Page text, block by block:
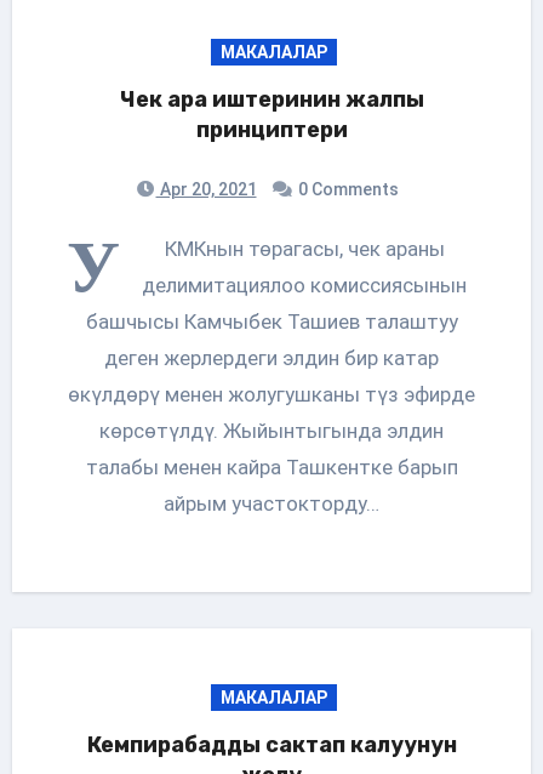
МАКАЛАЛАР
Чек ара иштеринин жалпы
принциптери
Apr 20, 2021 0 Comments
У
КМКнын төрагасы, чек араны
делимитациялоо комиссиясынын
башчысы Камчыбек Ташиев талаштуу
деген жерлердеги элдин бир катар
өкүлдөрү менен жолугушканы түз эфирде
көрсөтүлдү. Жыйынтыгында элдин
талабы менен кайра Ташкентке барып
айрым участокторду…
МАКАЛАЛАР
Кемпирабадды сактап калуунун